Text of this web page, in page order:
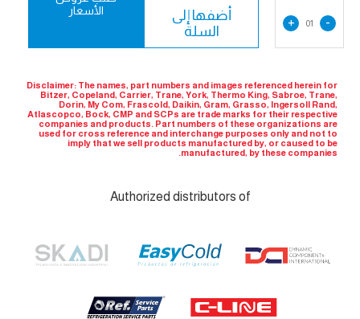
-
01
+
أضفها إلى
السلة
الأسعار
Disclaimer: The names, part numbers and images referenced herein for
Bitzer, Copeland, Carrier, Trane, York, Thermo King, Sabroe, Trane,
Dorin, My Com, Frascold, Daikin, Gram, Grasso, Ingersoll Rand,
Atlascopco, Bock, CMP and SCPs are trade marks for their respective
companies and products. Part numbers of these organizations are
used for cross reference and interchange purposes only and not to
imply that we sell products manufactured by, or caused to be
manufactured, by these companies.
Authorized distributors of